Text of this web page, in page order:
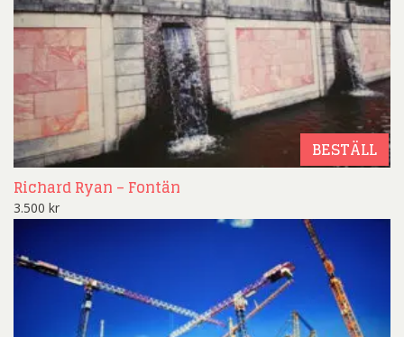
BESTÄLL
Richard Ryan – Fontän
3.500 kr